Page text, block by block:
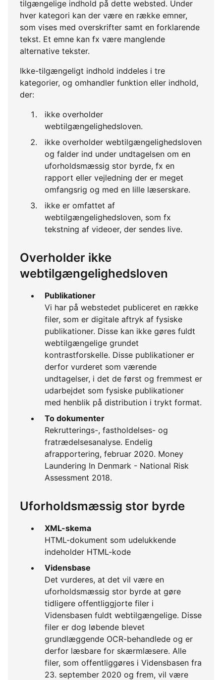
tilgængelige indhold på dette websted. Under
hver kategori kan der være en række emner,
som vises med overskrifter samt en forklarende
tekst. Et emne kan fx være manglende
alternative tekster.
Ikke-tilgængeligt indhold inddeles i tre
kategorier, og omhandler funktion eller indhold,
der:
ikke overholder
webtilgængelighedsloven.
ikke overholder webtilgængelighedsloven
og falder ind under undtagelsen om en
uforholdsmæssig stor byrde, fx en
rapport eller vejledning der er meget
omfangsrig og med en lille læserskare.
ikke er omfattet af
webtilgængelighedsloven, som fx
tekstning af videoer, der sendes live.
Overholder ikke
webtilgængelighedsloven
Publikationer
Vi har på webstedet publiceret en række
filer, som er digitale aftryk af fysiske
publikationer. Disse kan ikke gøres fuldt
webtilgængelige grundet
kontrastforskelle. Disse publikationer er
derfor vurderet som værende
undtagelser, i det de først og fremmest er
udarbejdet som fysiske publikationer
med henblik på distribution i trykt format.
To dokumenter
Rekrutterings-, fastholdelses- og
fratrædelsesanalyse. Endelig
afrapportering, februar 2020. Money
Laundering In Denmark - National Risk
Assessment 2018.
Uforholdsmæssig stor byrde
XML-skema
HTML-dokument som udelukkende
indeholder HTML-kode
Vidensbase
Det vurderes, at det vil være en
uforholdsmæssig stor byrde at gøre
tidligere offentliggjorte filer i
Vidensbasen fuldt webtilgængelige. Disse
filer er dog løbende blevet
grundlæggende OCR-behandlede og er
derfor læsbare for skærmlæsere. Alle
filer, som offentliggøres i Vidensbasen fra
23. september 2020 og frem, vil være